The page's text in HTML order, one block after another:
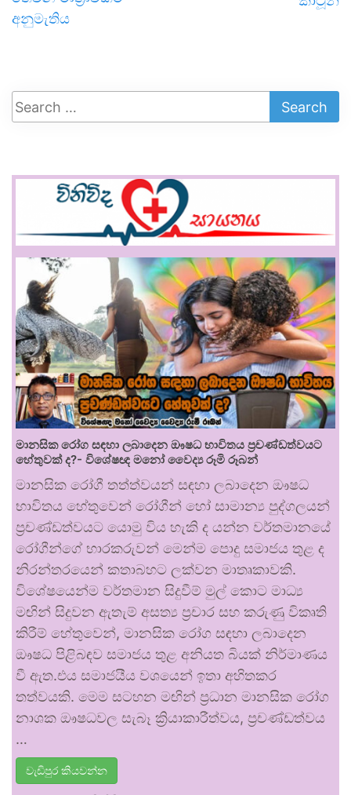
අනුමැතිය
මානසික රෝග සඳහා ලබාදෙන ඖෂධ භාවිතය ප්‍රචණ්ඩත්වයට
හේතුවක් ද?- විශේෂඥ මනෝ වෛද්‍ය රූමි රූබන්
මානසික රෝගී තත්ත්වයන් සඳහා ලබාදෙන ඖෂධ
භාවිතය හේතුවෙන් රෝගීන් හෝ සාමාන්‍ය පුද්ගලයන්
ප්‍රචණ්ඩත්වයට යොමු විය හැකි ද යන්න වර්තමානයේ
රෝගීන්ගේ භාරකරුවන් මෙන්ම පොදු සමාජය තුළ ද
නිරන්තරයෙන් කතාබහට ලක්වන මාතෘකාවකි.
විශේෂයෙන්ම වර්තමාන සිදුවීම් මුල් කොට මාධ්‍ය
මඟින් සිදුවන ඇතැම් අසත්‍ය ප්‍රචාර සහ කරුණු විකෘති
කිරීම් හේතුවෙන්, මානසික රෝග සඳහා ලබාදෙන
ඖෂධ පිළිබඳව සමාජය තුළ අනියත බියක් නිර්මාණය
වී ඇත.එය සමාජයීය වශයෙන් ඉතා අහිතකර
තත්වයකි. මෙම සටහන මඟින් ප්‍රධාන මානසික රෝග
නාශක ඖෂධවල සැබෑ ක්‍රියාකාරීත්වය, ප්‍රචණ්ඩත්වය
…
වැඩිපුර කියවන්න